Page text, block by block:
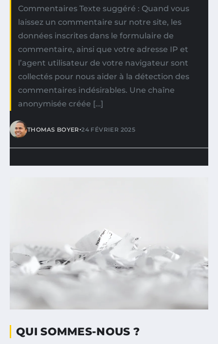
Commentaires Texte suggéré : Quand vous
laissez un commentaire sur notre site, les
données inscrites dans le formulaire de
commentaire, ainsi que votre adresse IP et
l’agent utilisateur de votre navigateur sont
collectés pour nous aider à la détection des
commentaires indésirables. Une chaîne
anonymisée créée […]
THOMAS BOYER•24 FÉVRIER 2025
QUI SOMMES-NOUS ?